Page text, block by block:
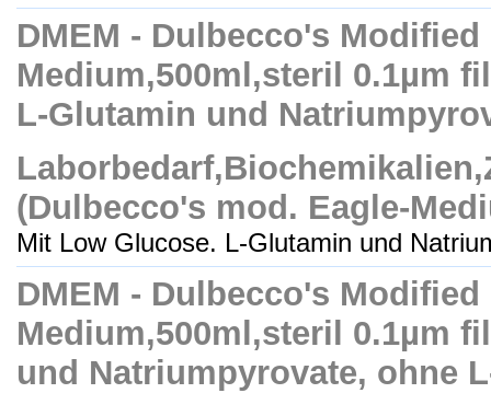
DMEM - Dulbecco's Modified
Medium,500ml,steril 0.1µm
L-Glutamin und
(Dulbecco's mod. Eagle-
Mit Low Glucose. L-Glutamin und
DMEM - Dulbecco's Modified
Medium,500ml,steril 0.1µm
und Natriumpyrovate, ohne